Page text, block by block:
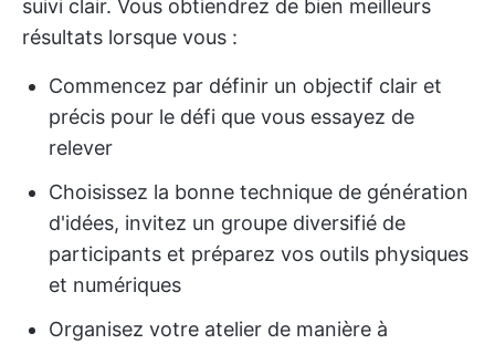
suivi clair. Vous obtiendrez de bien meilleurs
résultats lorsque vous :
Commencez par définir un objectif clair et
précis pour le défi que vous essayez de
relever
Choisissez la bonne technique de génération
d'idées, invitez un groupe diversifié de
participants et préparez vos outils physiques
et numériques
Organisez votre atelier de manière à